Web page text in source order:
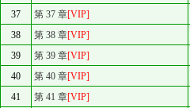
37
第 37 章[VIP]
38
第 38 章[VIP]
39
第 39 章[VIP]
40
第 40 章[VIP]
41
第 41 章[VIP]